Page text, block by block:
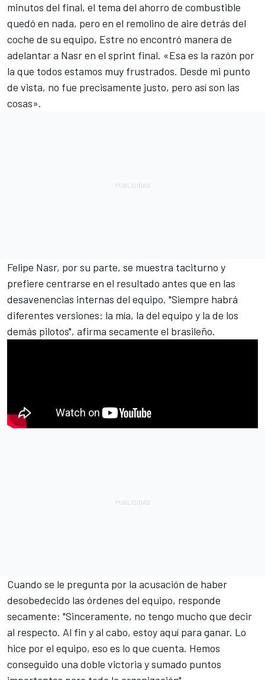
minutos del final, el tema del ahorro de combustible
quedó en nada, pero en el remolino de aire detrás del
coche de su equipo, Estre no encontró manera de
adelantar a Nasr en el sprint final. «Esa es la razón por
la que todos estamos muy frustrados. Desde mi punto
de vista, no fue precisamente justo, pero así son las
cosas».
Felipe Nasr, por su parte, se muestra taciturno y
prefiere centrarse en el resultado antes que en las
desavenencias internas del equipo. "Siempre habrá
diferentes versiones: la mía, la del equipo y la de los
demás pilotos", afirma secamente el brasileño.
Cuando se le pregunta por la acusación de haber
desobedecido las órdenes del equipo, responde
secamente: "Sinceramente, no tengo mucho que decir
al respecto. Al fin y al cabo, estoy aquí para ganar. Lo
hice por el equipo, eso es lo que cuenta. Hemos
conseguido una doble victoria y sumado puntos